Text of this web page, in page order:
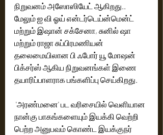
நிறுவனம் அஸோஸியேட் ஆகிறது..
மேலும் ஐ வி ஓய் என்டர்டெய்ன்மென்ட்
மற்றும் இஷான் சக்சேனா, சுனில் ஷா
மற்றும் ராஜா சுப்பிரமணியன்
தலைமையிலான பி ஃபோர் யூ மோஷன்
பிக்சர்ஸ் ஆகிய நிறுவனங்கள் இணை
தயாரிப்பாளராக பங்களிப்பு செய்கிறது.
நான்கு பாகங்களையும் இயக்கி வெற்றி
பெற்ற அனுபவம் கொண்ட இயக்குநர்